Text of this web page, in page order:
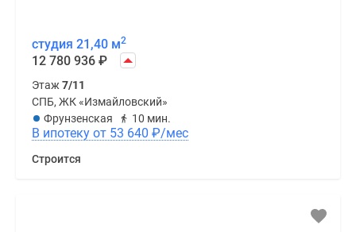
студия 21,40 м2
12 780 936 ₽
Этаж 7/11
СПБ, ЖК «Измайловский»
Фрунзенская
10 мин.
В ипотеку от 53 640 ₽/мес
Строится